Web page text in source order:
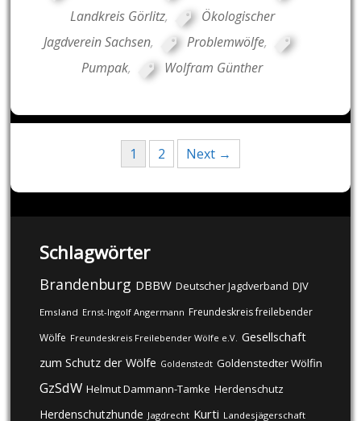
Landkreis Görlitz,
Ökologischer
Jagdverein Sachsen, Problemwölfe,
Pumpak, Wolfram Günther
navigation
1 2 Next →
Schlagwörter
Brandenburg DBBW Deutscher Jagdverband DJV
Emsland Ernst-Ingolf Angermann Freundeskreis freilebender
Wölfe Freundeskreis Freilebender Wölfe e.V. Gesellschaft
zum Schutz der Wölfe Goldenstedt Goldenstedter Wölfin
GzSdW Helmut Dammann-Tamke Herdenschutz
Herdenschutzhunde Jagdrecht Kurti Landesjägerschaft